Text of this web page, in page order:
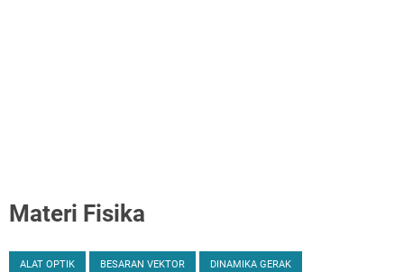
Materi Fisika
ALAT OPTIK BESARAN VEKTOR DINAMIKA GERAK